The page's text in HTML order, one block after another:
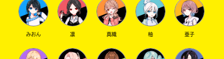
みおん 凛 真織 柚 亜子